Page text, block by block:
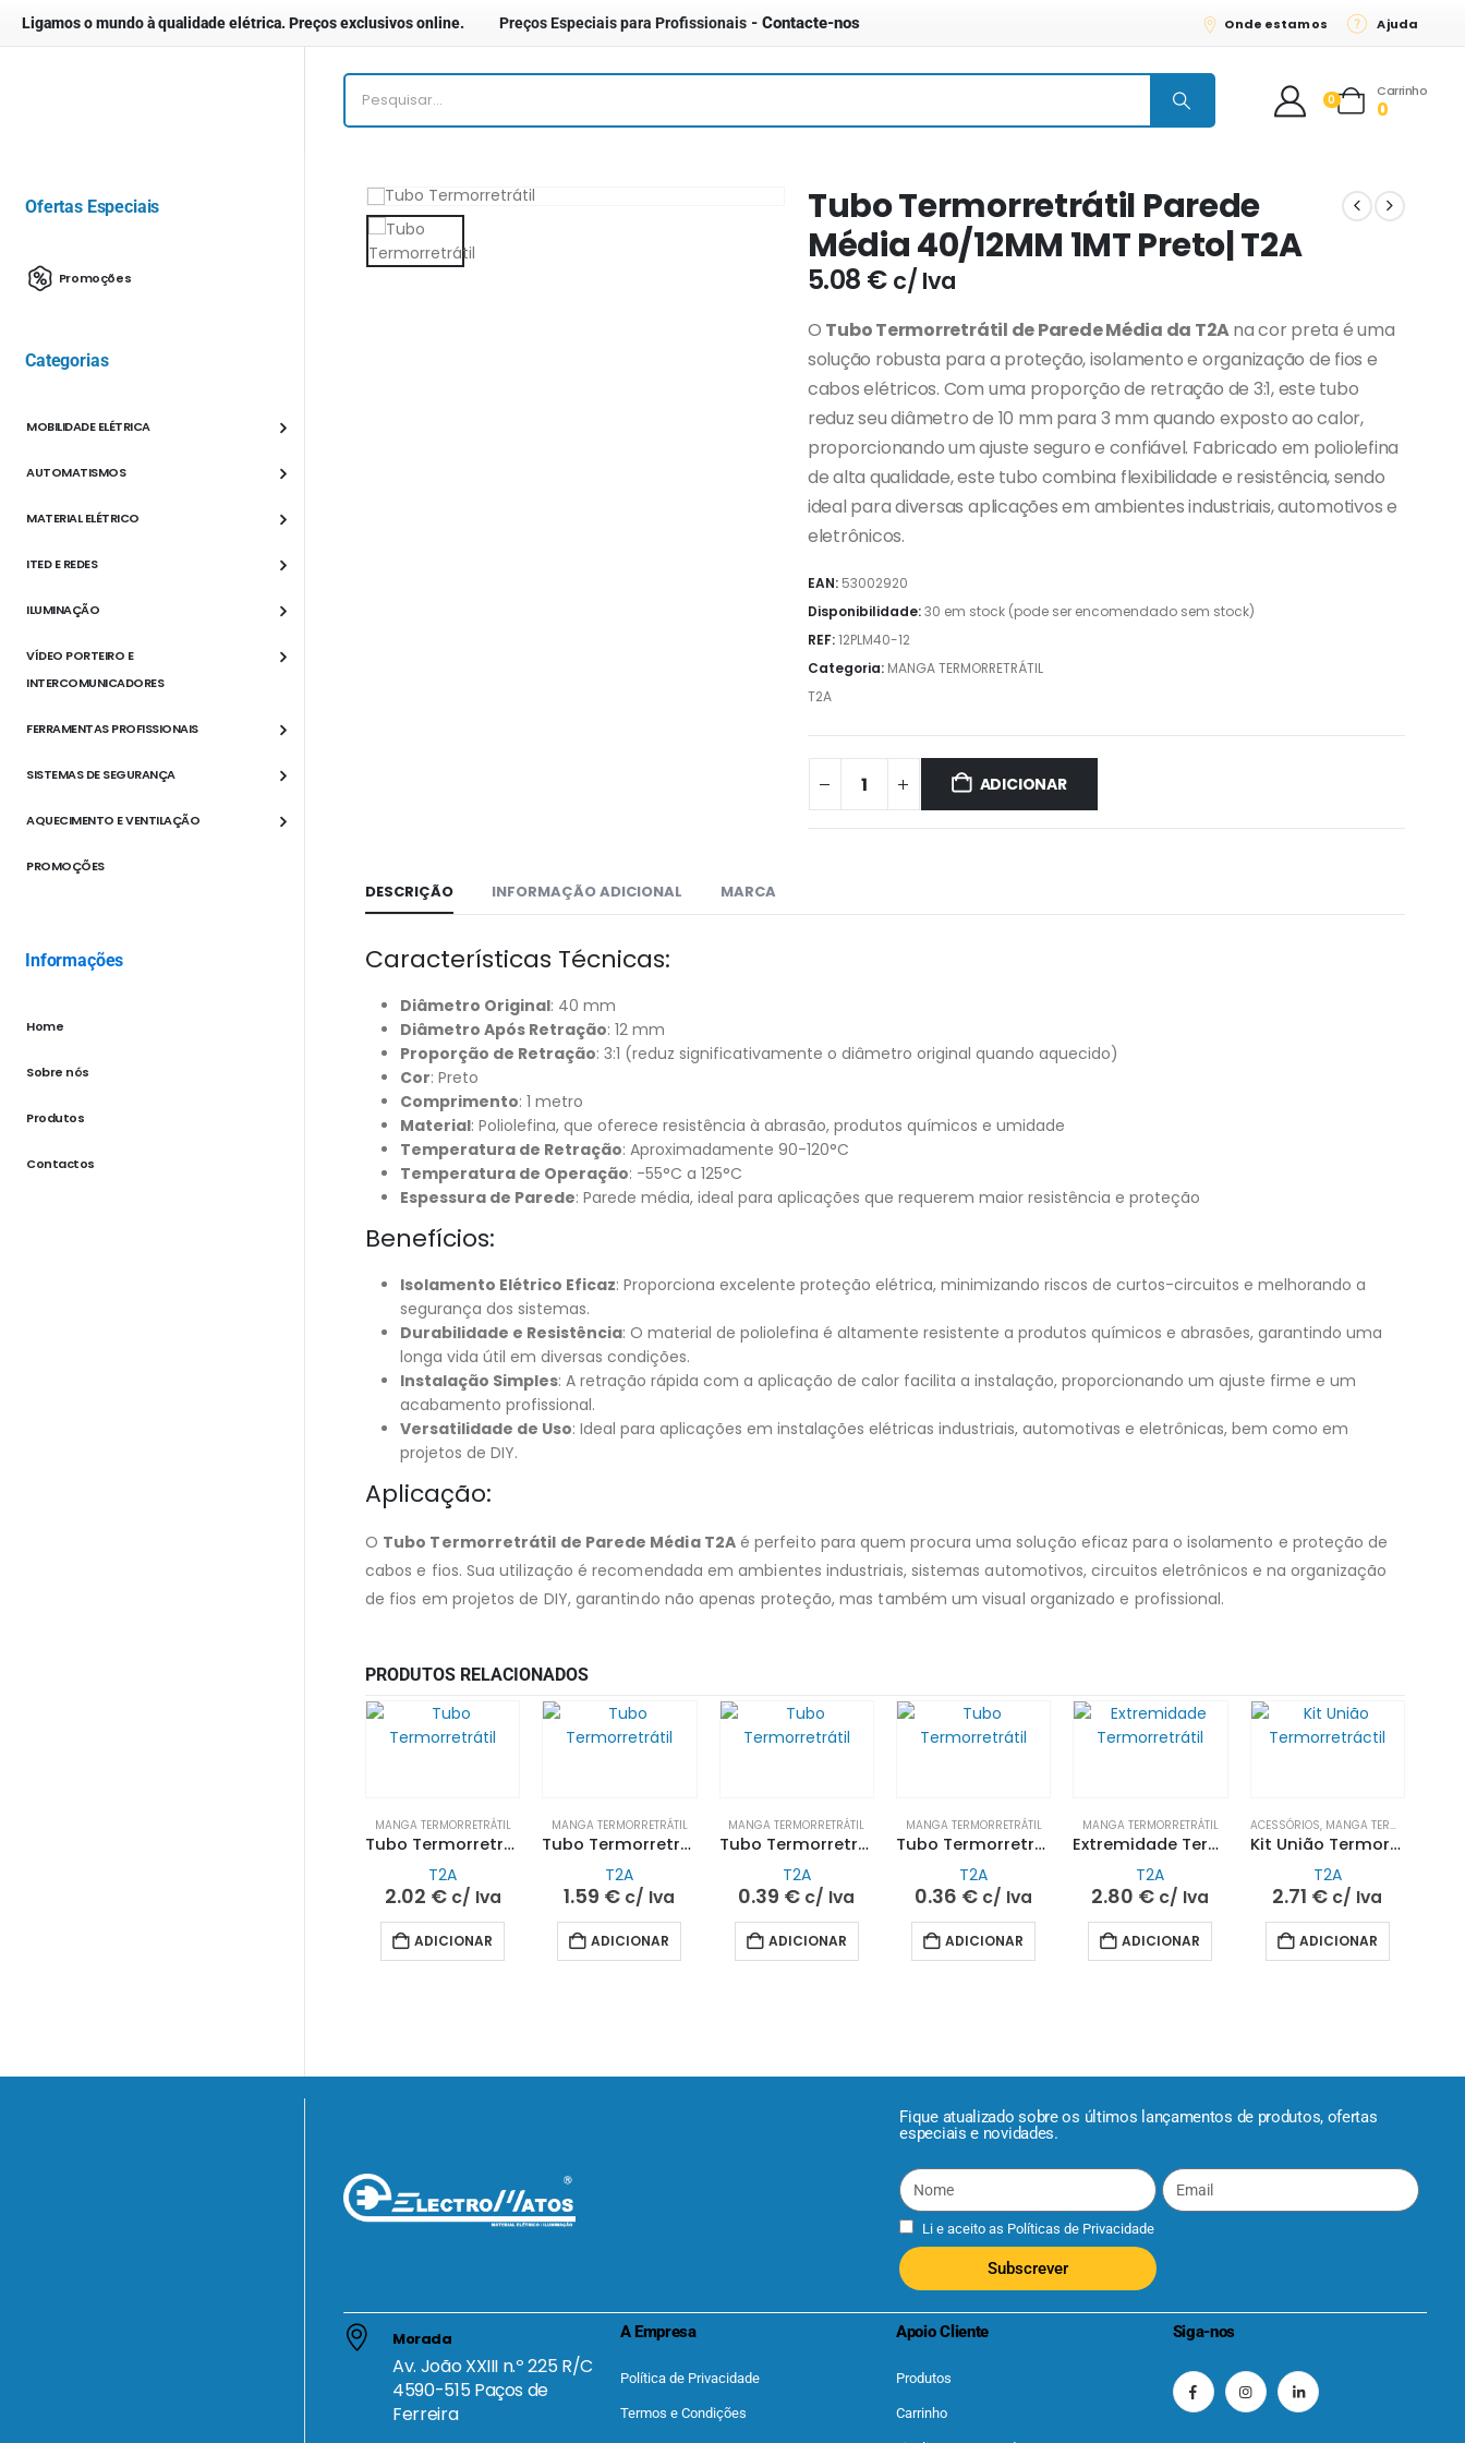
Ligamos o mundo à qualidade elétrica. Preços exclusivos online. Preços Especiais para Profissionais- Contacte-nos Onde estamos Ajuda
0 Carrinho
0
Tubo Termorretrátil Parede
Média 40/12MM 1MT Preto| T2A
5.08 € c/ Iva
O Tubo Termorretrátil de Parede Média da T2Ana cor preta é uma
solução robusta para a proteção, isolamento e organização de fios e
cabos elétricos. Com uma proporção de retração de 3:1, este tubo
reduz seu diâmetro de 10 mm para 3 mm quando exposto ao calor,
proporcionando um ajuste seguro e confiável. Fabricado em poliolefina
de alta qualidade, este tubo combina flexibilidade e resistência, sendo
ideal para diversas aplicações em ambientes industriais, automotivos e
eletrônicos.
EAN: 53002920
Disponibilidade:30 em stock (pode ser encomendado sem stock)
REF:12PLM40-12
Categoria: MANGA TERMORRETRÁTIL
T2A
ADICIONAR
DESCRIÇÃO INFORMAÇÃO ADICIONAL MARCA
Características Técnicas:
Diâmetro Original: 40 mm
Diâmetro Após Retração: 12 mm
Proporção de Retração: 3:1 (reduz significativamente o diâmetro original quando aquecido)
Cor: Preto
Comprimento: 1 metro
Material: Poliolefina, que oferece resistência à abrasão, produtos químicos e umidade
Temperatura de Retração: Aproximadamente 90-120°C
Temperatura de Operação: -55°C a 125°C
Espessura de Parede: Parede média, ideal para aplicações que requerem maior resistência e proteção
Benefícios:
Isolamento Elétrico Eficaz: Proporciona excelente proteção elétrica, minimizando riscos de curtos-circuitos e melhorando a
segurança dos sistemas.
Durabilidade e Resistência: O material de poliolefina é altamente resistente a produtos químicos e abrasões, garantindo uma
longa vida útil em diversas condições.
Instalação Simples: A retração rápida com a aplicação de calor facilita a instalação, proporcionando um ajuste firme e um
acabamento profissional.
Versatilidade de Uso: Ideal para aplicações em instalações elétricas industriais, automotivas e eletrônicas, bem como em
projetos de DIY.
Aplicação:
O Tubo Termorretrátil de Parede Média T2Aé perfeito para quem procura uma solução eficaz para o isolamento e proteção de
cabos e fios. Sua utilização é recomendada em ambientes industriais, sistemas automotivos, circuitos eletrônicos e na organização
de fios em projetos de DIY, garantindo não apenas proteção, mas também um visual organizado e profissional.
PRODUTOS RELACIONADOS
MANGA TERMORRETRÁTIL
Tubo Termorretrátil Parede Média 12/4MM 1MT Preto| T2A
T2A
2.02 € c/ Iva
ADICIONAR
MANGA TERMORRETRÁTIL
Tubo Termorretrátil Parede Fina 13,0/6,5MM 1MT Preto | T2A
T2A
1.59 € c/ Iva
ADICIONAR
MANGA TERMORRETRÁTIL
Tubo Termorretrátil Parede Fina 6,0/3,0MM 1MT Preto| T2A
T2A
0.39 € c/ Iva
ADICIONAR
MANGA TERMORRETRÁTIL
Tubo Termorretrátil Parede Fina 4,5/2,25MM 1MT – Preto | T2A
T2A
0.36 € c/ Iva
ADICIONAR
MANGA TERMORRETRÁTIL
Extremidade Termorretrátil- 2 Saídas 35/15
T2A
2.80 € c/ Iva
ADICIONAR
ACESSÓRIOS, MANGA TERMORRETRÁTIL
Kit União Termorretráctil T1J| T2A
T2A
2.71 € c/ Iva
ADICIONAR
Ofertas Especiais
Promoções
Categorias
MOBILIDADE ELÉTRICA
AUTOMATISMOS
MATERIAL ELÉTRICO
ITED E REDES
ILUMINAÇÃO
VÍDEO PORTEIRO E
INTERCOMUNICADORES
FERRAMENTAS PROFISSIONAIS
SISTEMAS DE SEGURANÇA
AQUECIMENTO E VENTILAÇÃO
PROMOÇÕES
Informações
Home
Sobre nós
Produtos
Contactos
Fique atualizado sobre os últimos lançamentos de produtos, ofertas
especiais e novidades.
Li e aceito as Políticas de Privacidade
Subscrever
Morada
Av. João XXIII n.º 225 R/C
4590-515 Paços de
Ferreira
A Empresa
Política de Privacidade
Termos e Condições
Apoio Cliente
Produtos
Carrinho
Siga-nos